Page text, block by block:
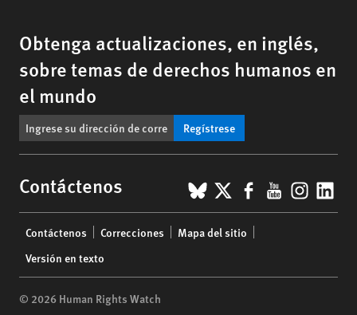
Obtenga actualizaciones, en inglés,
sobre temas de derechos humanos en
el mundo
Regístrese
Contáctenos BlueSky
X Facebook
YouTube
menu
Contáctenos Correcciones
Mapa del sitio
Versión en texto
© 2026 Human Rights Watch